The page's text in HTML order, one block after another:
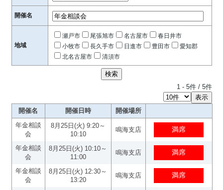
開催名
地域
瀬戸市 尾張旭市 名古屋市
春日井市
小牧市
長久手市 日進市 豊田市
愛知郡
北名古屋市
清須市
1- 5件 / 5件
開催名 開催日時
開催場所
年金相談
会
8月25日(火) 9:20～
10:10
鳴海支店
年金相談
会
8月25日(火) 10:10～
11:00
鳴海支店
年金相談
会
8月25日(火) 12:30～
13:20
鳴海支店